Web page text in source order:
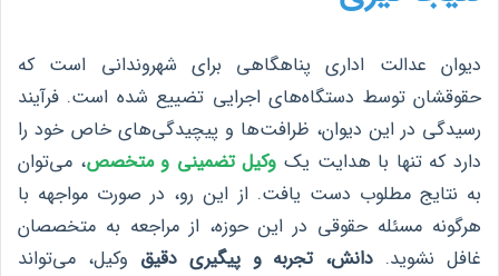
دیوان عدالت اداری پناهگاهی برای شهروندانی است که
حقوقشان توسط دستگاه‌های اجرایی تضییع شده است. فرآیند
رسیدگی در این دیوان، ظرافت‌ها و پیچیدگی‌های خاص خود را
دارد که تنها با هدایت یک وکیل تضمینی و متخصص، می‌توان
به نتایج مطلوب دست یافت. از این رو، در صورت مواجهه با
هرگونه مسئله حقوقی در این حوزه، از مراجعه به متخصصان
غافل نشوید. دانش، تجربه و پیگیری دقیق وکیل، می‌تواند